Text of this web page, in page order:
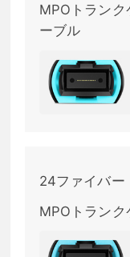
MPOトラン
ーブル
24ファイバー
MPOトランク